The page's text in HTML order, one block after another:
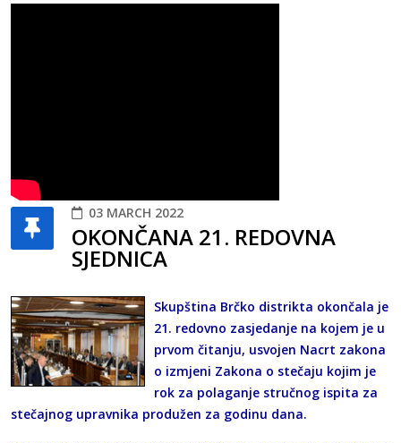
03 MARCH 2022
OKONČANA 21. REDOVNA
SJEDNICA
Skupština Brčko distrikta okončala je
21. redovno zasjedanje na kojem je u
prvom čitanju, usvojen Nacrt zakona
o izmjeni Zakona o stečaju kojim je
rok za polaganje stručnog ispita za
stečajnog upravnika produžen za godinu dana.